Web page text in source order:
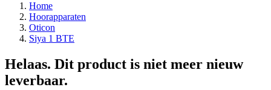
Home
Hoorapparaten
Oticon
Siya 1 BTE
Helaas. Dit product is niet meer nieuw
leverbaar.